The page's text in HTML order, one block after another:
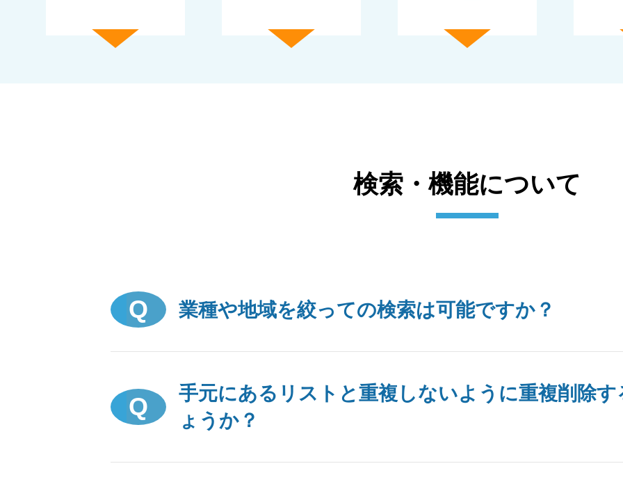
検索・機能について
業種や地域を絞っての検索は可能ですか？
手元にあるリストと重複しないように重複削除
ょうか？